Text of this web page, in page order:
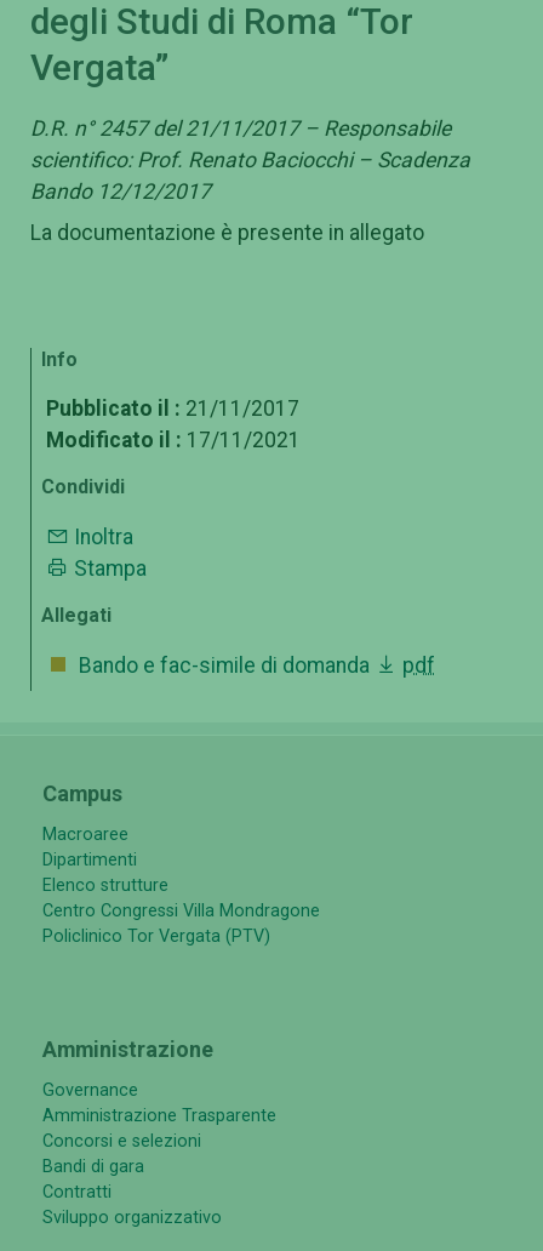
degli Studi di Roma “Tor
Vergata”
D.R. n° 2457 del 21/11/2017 – Responsabile
scientifico: Prof. Renato Baciocchi – Scadenza
Bando 12/12/2017
La documentazione è presente in allegato
Info
Pubblicato il : 21/11/2017
Modificato il : 17/11/2021
Condividi
Inoltra
Stampa
Allegati
Bando e fac-simile di domanda pdf
Campus
Macroaree
Dipartimenti
Elenco strutture
Centro Congressi Villa Mondragone
Policlinico Tor Vergata (PTV)
Amministrazione
Governance
Amministrazione Trasparente
Concorsi e selezioni
Bandi di gara
Contratti
Sviluppo organizzativo